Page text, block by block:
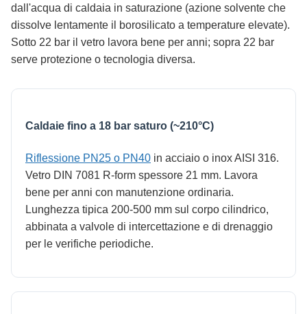
dall'acqua di caldaia in saturazione (azione solvente che
dissolve lentamente il borosilicato a temperature elevate).
Sotto 22 bar il vetro lavora bene per anni; sopra 22 bar
serve protezione o tecnologia diversa.
Caldaie fino a 18 bar saturo (~210°C)
Riflessione PN25 o PN40 in acciaio o inox AISI 316.
Vetro DIN 7081 R-form spessore 21 mm. Lavora
bene per anni con manutenzione ordinaria.
Lunghezza tipica 200-500 mm sul corpo cilindrico,
abbinata a valvole di intercettazione e di drenaggio
per le verifiche periodiche.